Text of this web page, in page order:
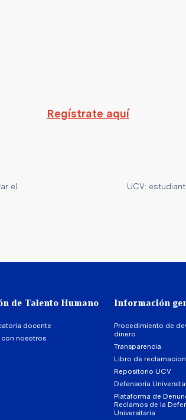
Regístrate aquí
el
UCV:
de Talento Humano
docente
con nosotros
Información
Procedimiento de
dinero
Transparencia
Libro de
Repositorio UCV
Defensoría
Plataforma de
Reclamos de la
Universitaria